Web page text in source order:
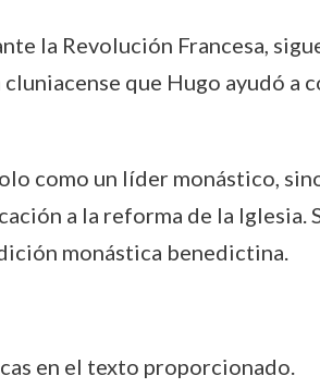
la Revolución Francesa,
cluniacense que Hugo ayudó
como un líder monástico,
a la reforma de la
monástica benedictina.
en el texto proporcionado.